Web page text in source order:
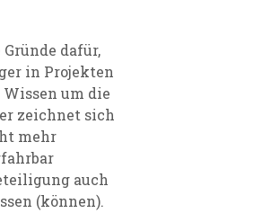
dafür,
in Projekten
Wissen um die
zeichnet sich
mehr
auch
(können).